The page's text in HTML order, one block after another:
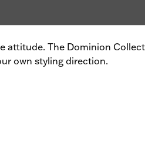
attitude. The Dominion
own styling direction.